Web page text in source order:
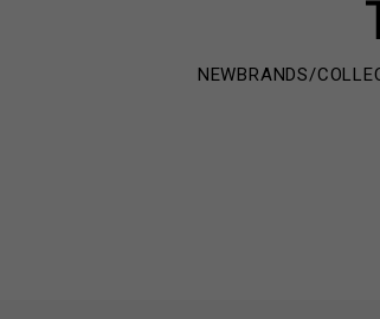
NEWBRANDS/